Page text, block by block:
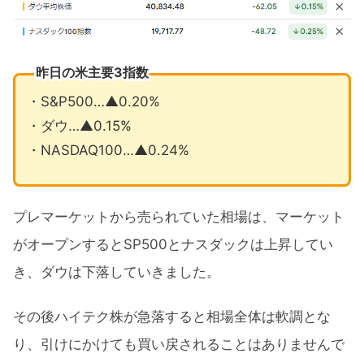
昨日の米主要3指数
・S&P500…▲0.20%
・ダウ…▲0.15%
・NASDAQ100…▲0.24%
プレマーケットから売られていた相場は、マーケット
がオープンするとSP500とナスダックは上昇してい
き、ダウは下落していきました。
その後ハイテク株が急落すると相場全体は軟調とな
り、引けにかけても買い戻されることはありませんで